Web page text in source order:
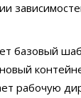
базовый
рабочую